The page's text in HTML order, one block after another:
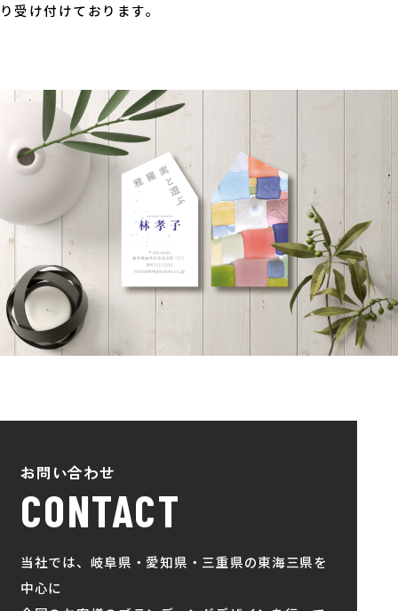
り受け付けております。
お問い合わせ
CONTACT
当社では、岐阜県・愛知県・三重県の東海三県を
中心に